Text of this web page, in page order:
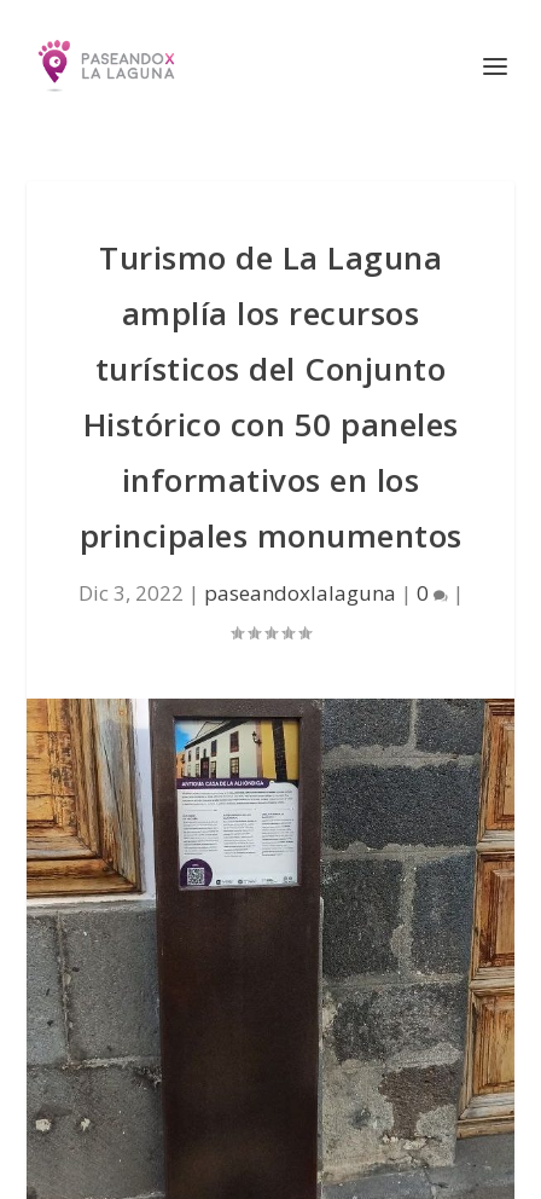
Turismo de La Laguna
amplía los recursos
turísticos del Conjunto
Histórico con 50 paneles
informativos en los
principales monumentos
Dic 3, 2022 | paseandoxlalaguna | 0 |